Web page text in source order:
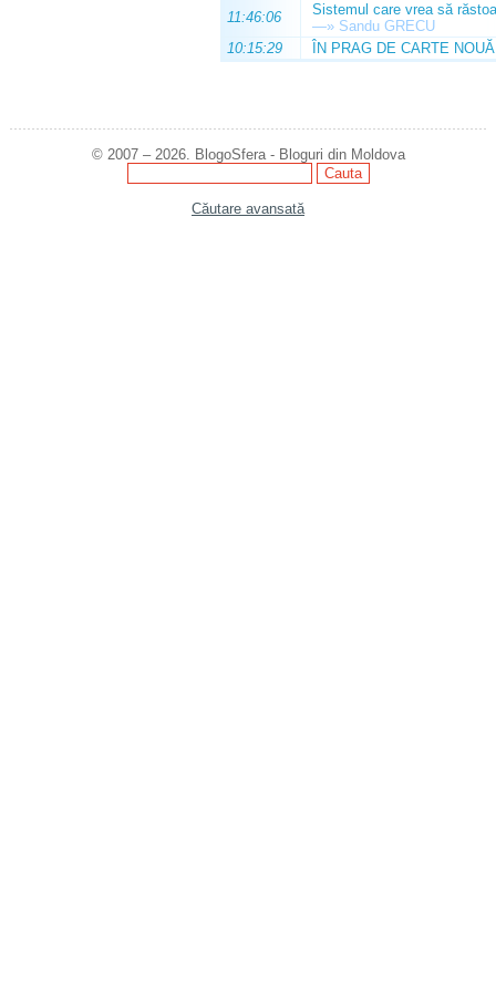
11:46:06
Sistemul care vrea să
—» Sandu GRECU
10:15:29
ÎN PRAG DE CARTE NOUĂ
© 2007 – 2026. BlogoSfera - Bloguri din Moldova
Căutare avansată